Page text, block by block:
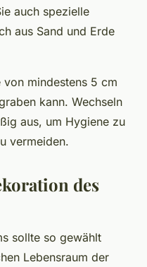
auch spezielle
aus Sand und Erde
mindestens 5 cm
kann. Wechseln
aus, um Hygiene zu
vermeiden.
des
sollte so gewählt
Lebensraum der